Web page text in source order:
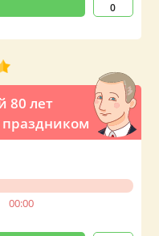
0
80 лет
праздником
00:00